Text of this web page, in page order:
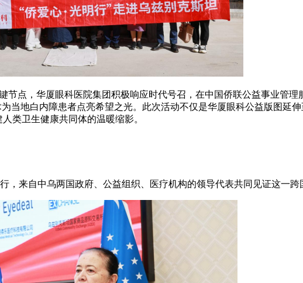
节点，华厦眼科医院集团积极响应时代号召，在中国侨联公益事业管
当地白内障患者点亮希望之光。此次活动不仅是华厦眼科公益版图延
类卫生健康共同体的温暖缩影。
，来自中乌两国政府、公益组织、医疗机构的领导代表共同见证这一跨